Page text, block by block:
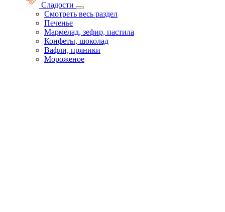
Сладости
Смотреть весь раздел
Печенье
Мармелад, зефир, пастила
Конфеты, шоколад
Вафли, пряники
Мороженое